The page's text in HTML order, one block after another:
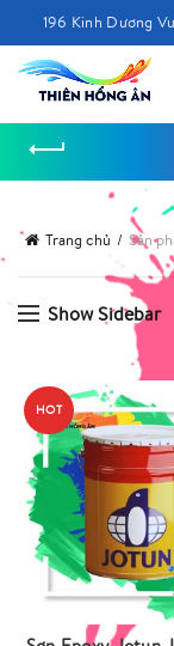
196 Kinh Dương
Trang chủ Sản
Show Sidebar
HOT